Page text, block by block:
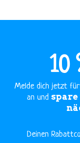
10
Melde dich jetzt
an und spare
​Deinen